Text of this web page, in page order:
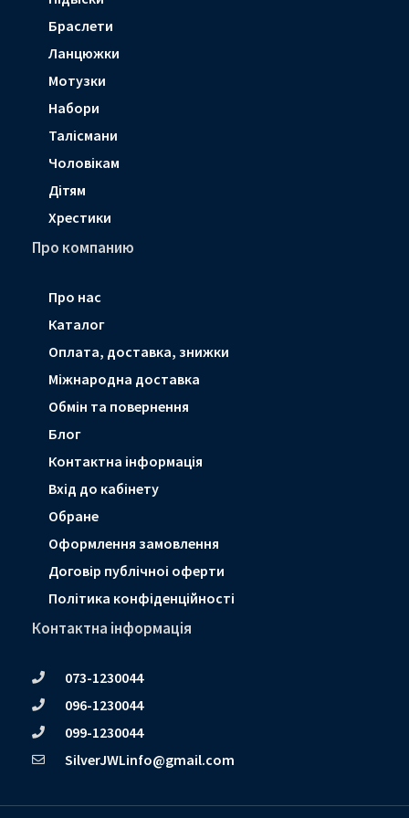
Браслети
Ланцюжки
Мотузки
Набори
Талісмани
Чоловікам
Дітям
Хрестики
Про компанию
Про нас
Каталог
Оплата, доставка, знижки
Мiжнародна доставка
Обмін та повернення
Блог
Контактна інформація
Вхід до кабінету
Обране
Оформлення замовлення
Договір публічноі оферти
Політика конфіденційності
Контактна інформація
073-1230044
096-1230044
099-1230044
SilverJWLinfo@gmail.com